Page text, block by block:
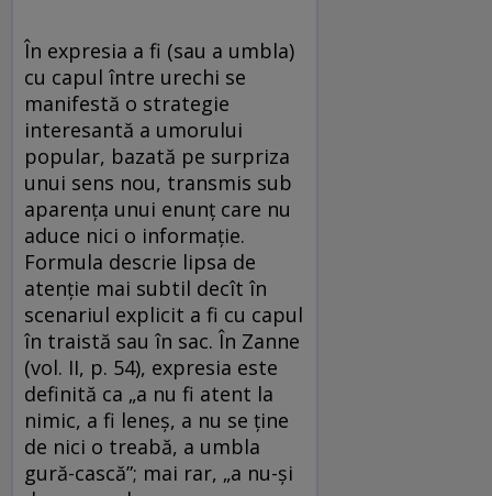
În expresia a fi (sau a umbla)
cu capul între urechi se
manifestă o strategie
interesantă a umorului
popular, bazată pe surpriza
unui sens nou, transmis sub
aparența unui enunț care nu
aduce nici o informație.
Formula descrie lipsa de
atenție mai subtil decît în
scenariul explicit a fi cu capul
în traistă sau în sac. În Zanne
(vol. II, p. 54), expresia este
definită ca „a nu fi atent la
nimic, a fi leneș, a nu se ține
de nici o treabă, a umbla
gură-cască”; mai rar, „a nu-și